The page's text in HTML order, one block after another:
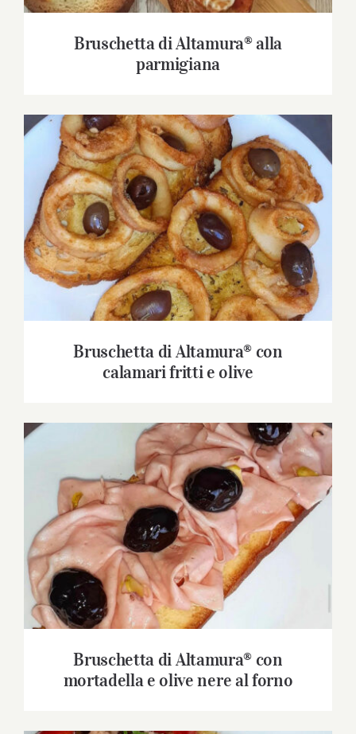
Bruschetta di Altamura® alla
parmigiana
Bruschetta di Altamura® con calamari fritti
e olive
Bruschetta di Altamura® con
calamari fritti e olive
Bruschetta di Altamura® con mortadella e
olive nere al forno
Bruschetta di Altamura® con
mortadella e olive nere al forno